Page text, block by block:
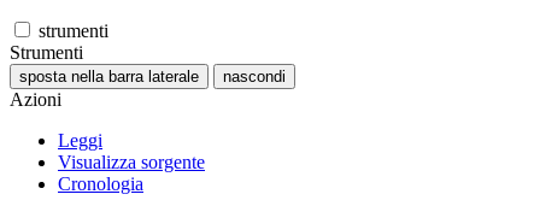
strumenti
Strumenti
sposta nella barra laterale nascondi
Azioni
Leggi
Visualizza sorgente
Cronologia